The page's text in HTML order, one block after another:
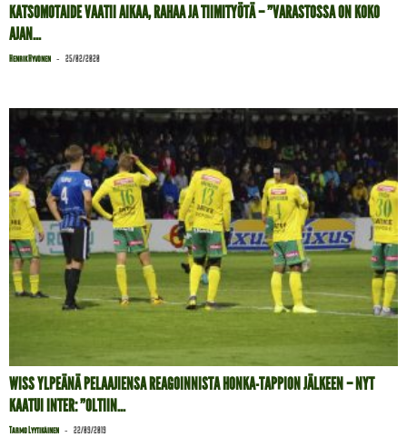
KATSOMOTAIDE VAATII AIKAA, RAHAA JA TIIMITYÖTÄ – ”VARASTOSSA ON KOKO
AJAN...
Henrik Hyvönen - 25/02/2020
WISS YLPEÄNÄ PELAAJIENSA REAGOINNISTA HONKA-TAPPION JÄLKEEN – NYT
KAATUI INTER: ”OLTIIN...
Tarmo Lyytikäinen - 22/09/2019